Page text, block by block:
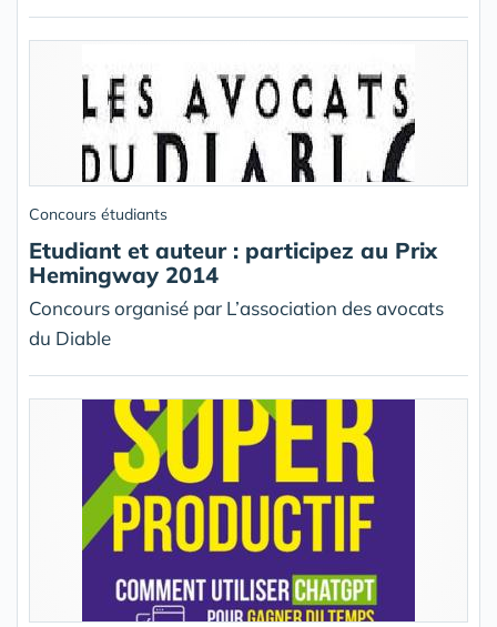
Concours étudiants
Etudiant et auteur : participez au Prix
Hemingway 2014
Concours organisé par L’association des avocats
du Diable